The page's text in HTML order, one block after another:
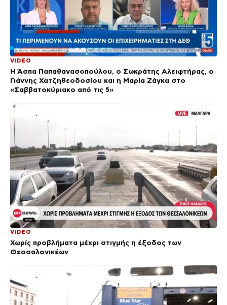
VIDEO
Η Άσπα Παπαθανασοπούλου, ο Σωκράτης Αλειφτήρας, ο
Γιάννης Χατζηθεοδοσίου και η Μαρία Ζάγκα στο
«Σαββατοκύριακο από τις 5»
VIDEO
Χωρίς προβλήματα μέχρι στιγμής η έξοδος των
Θεσσαλονικέων